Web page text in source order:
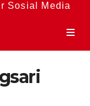
Sosial Media